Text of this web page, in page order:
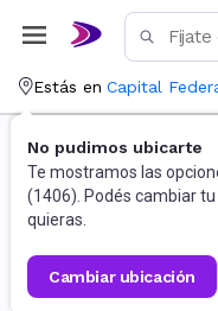
Estás en Capital
No pudimos ubicarte
Te mostramos las
(1406). Podés cambiar
quieras.
cambiar ubicación
La